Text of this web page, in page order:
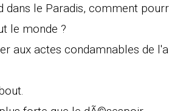
dans le Paradis, comment
le monde ?
aux actes condamnables de